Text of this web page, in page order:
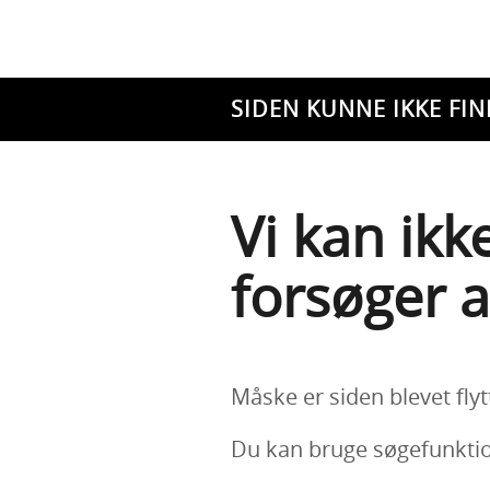
SIDEN KUNNE IKKE
Vi kan
forsøger
Måske er siden blevet
Du kan bruge